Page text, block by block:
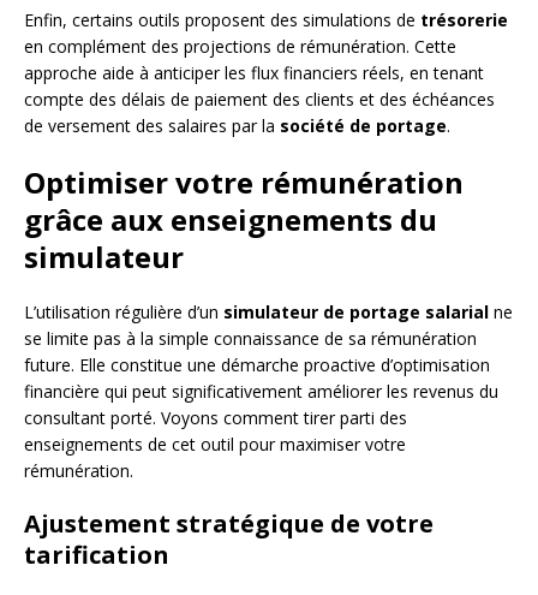
Enfin, certains outils proposent des simulations de trésorerie
en complément des projections de rémunération. Cette
approche aide à anticiper les flux financiers réels, en tenant
compte des délais de paiement des clients et des échéances
de versement des salaires par la société de portage.
Optimiser votre rémunération
grâce aux enseignements du
simulateur
L’utilisation régulière d’un simulateur de portage salarial ne
se limite pas à la simple connaissance de sa rémunération
future. Elle constitue une démarche proactive d’optimisation
financière qui peut significativement améliorer les revenus du
consultant porté. Voyons comment tirer parti des
enseignements de cet outil pour maximiser votre
rémunération.
Ajustement stratégique de votre
tarification